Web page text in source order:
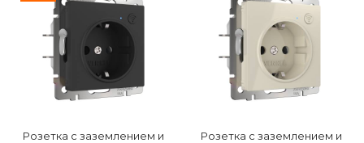
Розетка с заземлением и
Розетка с заземлением и